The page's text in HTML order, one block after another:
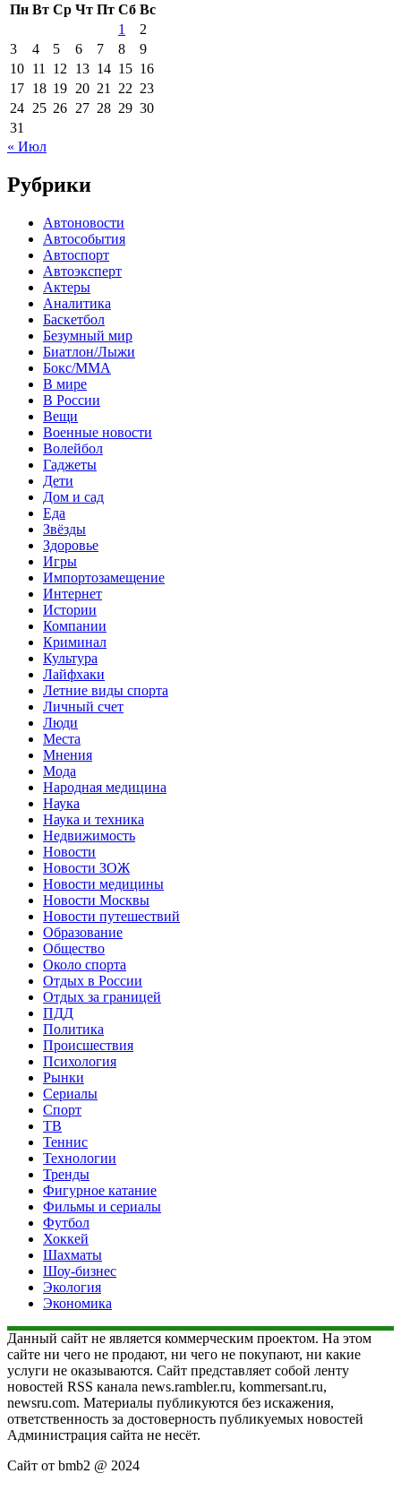
Пн Вт Ср Чт Пт Сб Вс
1
2
3
4 5 6 7 8
9
10 11 12 13 14 15 16
17 18 19 20 21 22 23
24 25 26 27 28 29 30
31
« Июл
Рубрики
Автоновости
Автособытия
Автоспорт
Автоэксперт
Актеры
Аналитика
Баскетбол
Безумный мир
Биатлон/Лыжи
Бокс/MMA
В мире
В России
Вещи
Военные новости
Волейбол
Гаджеты
Дети
Дом и сад
Еда
Звёзды
Здоровье
Игры
Импортозамещение
Интернет
Истории
Компании
Криминал
Культура
Лайфхаки
Летние виды спорта
Личный счет
Люди
Места
Мнения
Мода
Народная медицина
Наука
Наука и техника
Недвижимость
Новости
Новости ЗОЖ
Новости медицины
Новости Москвы
Новости путешествий
Образование
Общество
Около спорта
Отдых в России
Отдых за границей
ПДД
Политика
Происшествия
Психология
Рынки
Сериалы
Спорт
ТВ
Теннис
Технологии
Тренды
Фигурное катание
Фильмы и сериалы
Футбол
Хоккей
Шахматы
Шоу-бизнес
Экология
Экономика
Данный сайт не является коммерческим проектом. На этом
сайте ни чего не продают, ни чего не покупают, ни какие
услуги не оказываются. Сайт представляет собой ленту
новостей RSS канала news.rambler.ru, kommersant.ru,
newsru.com. Материалы публикуются без искажения,
ответственность за достоверность публикуемых новостей
Администрация сайта не несёт.
Сайт от bmb2 @ 2024